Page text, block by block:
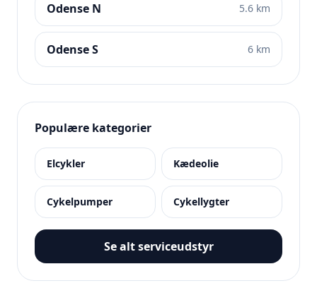
Odense N 5.6 km
Odense S 6 km
Populære kategorier
Elcykler Kædeolie
Cykelpumper Cykellygter
Se alt serviceudstyr